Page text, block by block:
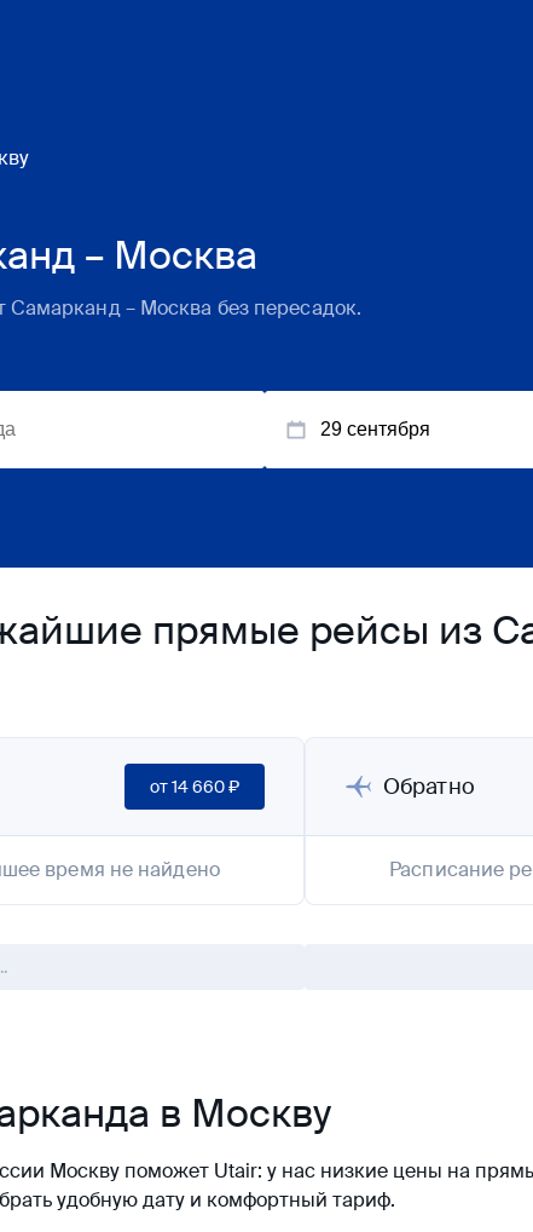
– Москва
Самарканд– Москва без пересадок.
29 сентября
прямые рейсы из
от14 660 ₽
время не найдено
Обратно
Расписание
в Москву
Москву поможет Utair: у нас низкие цены на
удобную дату и комфортный тариф.